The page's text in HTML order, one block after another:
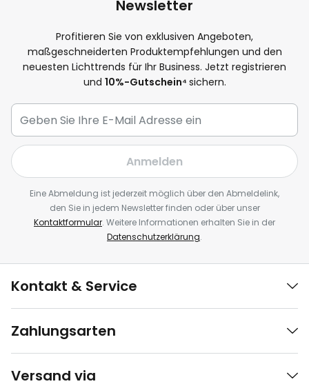
Newsletter
Profitieren Sie von exklusiven Angeboten,
maßgeschneiderten Produktempfehlungen und den
neuesten Lichttrends für Ihr Business. Jetzt registrieren
und 10%-Gutschein⁴ sichern.
Anmelden
Eine Abmeldung ist jederzeit möglich über den Abmeldelink,
den Sie in jedem Newsletter finden oder über unser
Kontaktformular. Weitere Informationen erhalten Sie in der
Datenschutzerklärung.
Kontakt & Service
Zahlungsarten
Versand via